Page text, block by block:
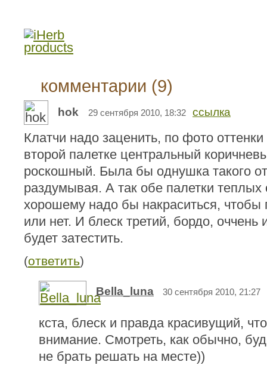
комментарии (9)
hok 29 сентября 2010, 18:32 ссылка
Клатчи надо заценить, по фото
второй палетке центральный
роскошный. Была бы однушка такого
раздумывая. А так обе палетки теплых
хорошему надо бы накраситься, чтобы
или нет. И блеск третий, бордо, оччень
будет затестить.
(ответить)
Bella_luna 30 сентября 2010, 21:27
кста, блеск и правда красивущий,
внимание. Смотреть, как обычно,
не брать решать на месте))